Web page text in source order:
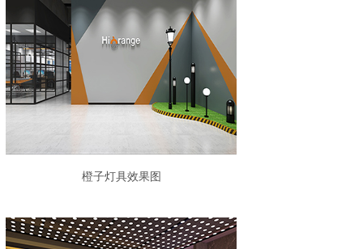
橙子灯具效果图